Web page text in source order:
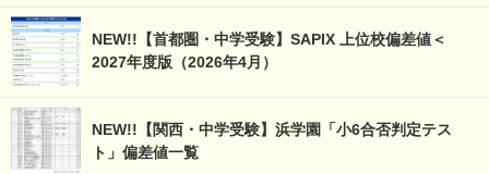
NEW!!【首都圏・中学受験】SAPIX 上位校偏差値＜
2027年度版（2026年4月）
NEW!!【関西・中学受験】浜学園「小6合否判定テス
ト」偏差値一覧